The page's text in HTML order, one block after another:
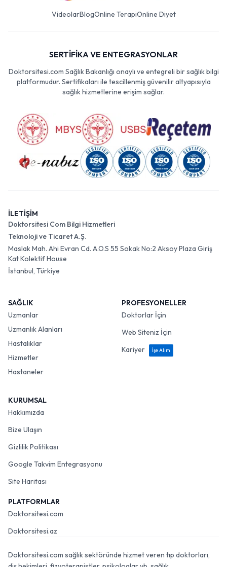
VideolarBlogOnline TerapiOnline Diyet
SERTİFİKA VE ENTEGRASYONLAR
Doktorsitesi.com Sağlık Bakanlığı onaylı ve entegreli bir sağlık bilgi
platformudur. Sertifikaları ile tescillenmiş güvenilir altyapısıyla
sağlık hizmetlerine erişim sağlar.
İLETİŞİM
Doktorsitesi Com Bilgi Hizmetleri
Teknoloji ve Ticaret A.Ş.
Maslak Mah. Ahi Evran Cd. A.O.S 55 Sokak No:2 Aksoy Plaza Giriş
Kat Kolektif House
İstanbul, Türkiye
SAĞLIK
Uzmanlar
Uzmanlık Alanları
Hastalıklar
Hizmetler
Hastaneler
PROFESYONELLER
Doktorlar İçin
Web Siteniz İçin
Kariyer
İşe Alım
KURUMSAL
Hakkımızda
Bize Ulaşın
Gizlilik Politikası
Google Takvim Entegrasyonu
Site Haritası
PLATFORMLAR
Doktorsitesi.com
Doktorsitesi.az
Doktorsitesi.com sağlık sektöründe hizmet veren tıp doktorları,